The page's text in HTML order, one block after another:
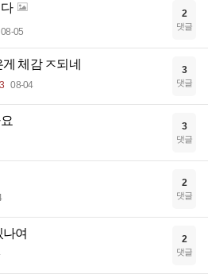
08-05
2
댓글
체감 ㅈ되네
08-04
3
댓글
3
댓글
2
댓글
여 2
댓글